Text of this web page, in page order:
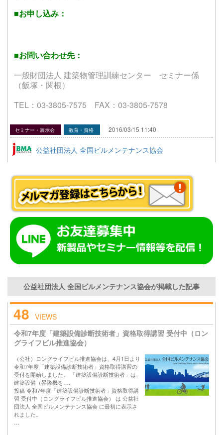
■お申し込み：
■お問い合わせ先：
一般財団法人 建築物管理訓練センター セミナー係
（飯塚・関根）
TEL：03-3805-7575 FAX：03-3805-7578
セミナー・展示会 教育・資格 2016/03/15 11:40
公益社団法人 全国ビルメンテナンス協会
公益社団法人 全国ビルメンテナンス協会が掲載した記事
48 VIEWS
令和7年度「建築設備診断技術者」資格取得講習 受付中（ロン
グライフビル推進協会）
（公社）ロングライフビル推進協会は、4月1日より
令和7年度「建築設備診断技術者」資格取得講習の
受付を開始しました。 「建築設備診断技術者」は、
建築設備（昇降機を….
投稿 令和7年度「建築設備診断技術者」資格取得講
習 受付中（ロングライフビル推進協会） は 公益社
団法人 全国ビルメンテナンス協会 に最初に表示さ
れました。